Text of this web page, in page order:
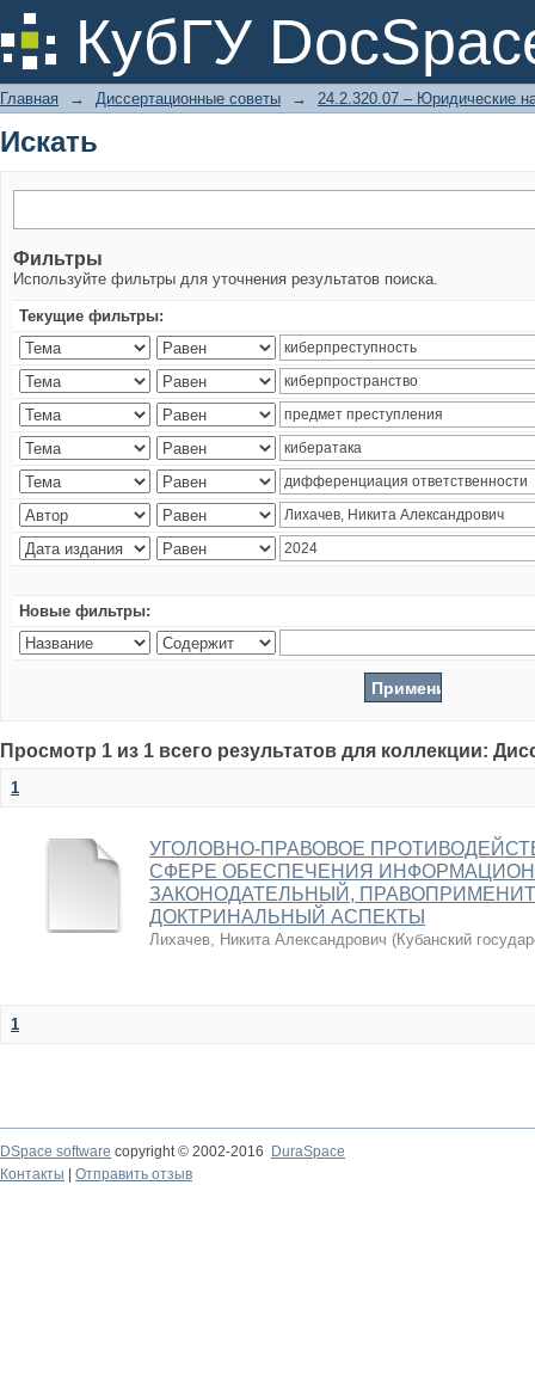
КубГУ
Искать
Главная → Диссертационные советы → 24.2.320.07 – Юридические
Искать
Фильтры
Используйте фильтры для уточнения результатов поиска.
Текущие фильтры:
Новые фильтры:
Просмотр 1 из 1 всего результатов для коллекции:
1
УГОЛОВНО-ПРАВОВОЕ
СФЕРЕ ОБЕСПЕЧЕНИЯ
ЗАКОНОДАТЕЛЬНЫЙ,
ДОКТРИНАЛЬНЫЙ АСПЕКТЫ
Лихачев, Никита Александрович (Кубанский
1
DSpace software copyright © 2002-2016
DuraSpace
Контакты
Отправить отзыв